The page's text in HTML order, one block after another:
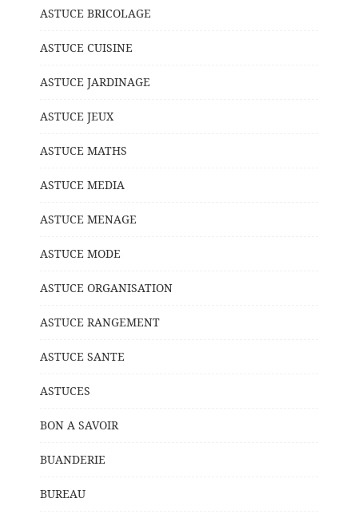
ASTUCE BRICOLAGE
ASTUCE CUISINE
ASTUCE JARDINAGE
ASTUCE JEUX
ASTUCE MATHS
ASTUCE MEDIA
ASTUCE MENAGE
ASTUCE MODE
ASTUCE ORGANISATION
ASTUCE RANGEMENT
ASTUCE SANTE
ASTUCES
BON A SAVOIR
BUANDERIE
BUREAU